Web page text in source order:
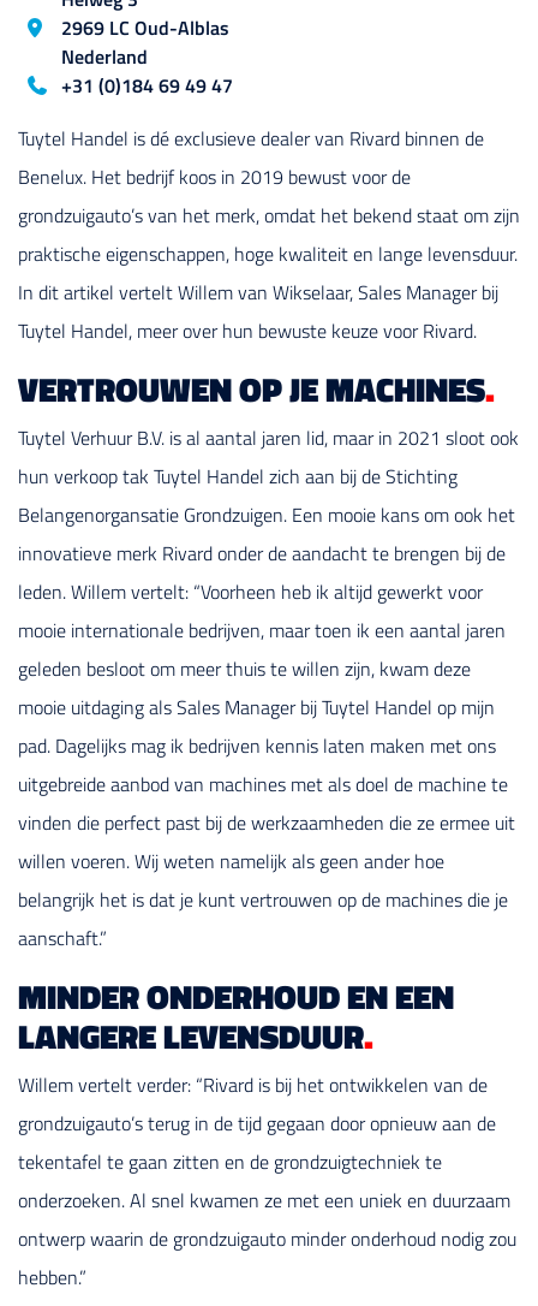
2969 LC Oud-Alblas
Nederland
Blog_field_telefoon
+31 (0)184 69 49 47
Tuytel Handel is dé exclusieve dealer van Rivard binnen de
Benelux. Het bedrijf koos in 2019 bewust voor de
grondzuigauto’s van het merk, omdat het bekend staat om zijn
praktische eigenschappen, hoge kwaliteit en lange levensduur.
In dit artikel vertelt Willem van Wikselaar, Sales Manager bij
Tuytel Handel, meer over hun bewuste keuze voor Rivard.
VERTROUWEN OP JE MACHINES.
Tuytel Verhuur B.V. is al aantal jaren lid, maar in 2021 sloot ook
hun verkoop tak Tuytel Handel zich aan bij de Stichting
Belangenorgansatie Grondzuigen. Een mooie kans om ook het
innovatieve merk Rivard onder de aandacht te brengen bij de
leden. Willem vertelt: “Voorheen heb ik altijd gewerkt voor
mooie internationale bedrijven, maar toen ik een aantal jaren
geleden besloot om meer thuis te willen zijn, kwam deze
mooie uitdaging als Sales Manager bij Tuytel Handel op mijn
pad. Dagelijks mag ik bedrijven kennis laten maken met ons
uitgebreide aanbod van machines met als doel de machine te
vinden die perfect past bij de werkzaamheden die ze ermee uit
willen voeren. Wij weten namelijk als geen ander hoe
belangrijk het is dat je kunt vertrouwen op de machines die je
aanschaft.”
MINDER ONDERHOUD EN EEN
LANGERE LEVENSDUUR.
Willem vertelt verder: “Rivard is bij het ontwikkelen van de
grondzuigauto’s terug in de tijd gegaan door opnieuw aan de
tekentafel te gaan zitten en de grondzuigtechniek te
onderzoeken. Al snel kwamen ze met een uniek en duurzaam
ontwerp waarin de grondzuigauto minder onderhoud nodig zou
hebben.”